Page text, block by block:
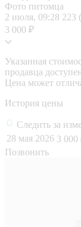
Фото питомца
2 июля, 09:28 223
3 000 ₽
Указанная
продавца
Цена может
История цены
Следить за
28 мая 2026 3 000
Позвонить